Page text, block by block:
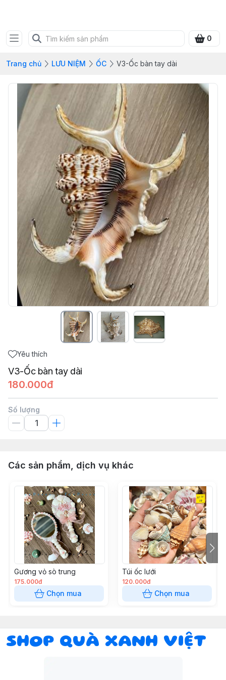
0
Trang chủ LƯU NIỆM ỐC V3-Ốc bàn tay dài
Yêu thích
V3-Ốc bàn tay dài
180.000đ
Số lượng
Các sản phẩm, dịch vụ khác
Gương vỏ sò trung
175.000đ
Chọn mua
Túi ốc lưới
120.000đ
Chọn mua
SHOP QUÀ XANH VIỆT